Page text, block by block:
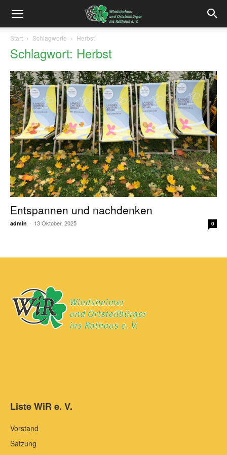
Start Schlagworte Herbst
Schlagwort: Herbst
Entspannen und nachdenken
admin - 13 Oktober, 2025 0
Liste WiR e. V.
Vorstand
Satzung